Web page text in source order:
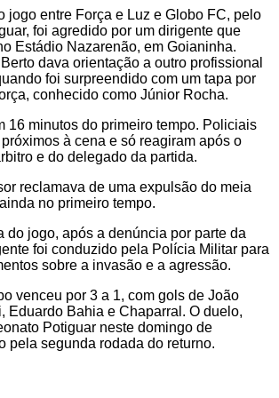
jogo entre Força e Luz e Globo FC, pelo
foi agredido por um dirigente que
Estádio Nazarenão, em Goianinha.
dava orientação a outro profissional
foi surpreendido com um tapa por
conhecido como Júnior Rocha.
16 minutos do primeiro tempo. Policiais
à cena e só reagiram após o
e do delegado da partida.
reclamava de uma expulsão do meia
no primeiro tempo.
do jogo, após a denúncia por parte da
foi conduzido pela Polícia Militar para
sobre a invasão e a agressão.
venceu por 3 a 1, com gols de João
Eduardo Bahia e Chaparral. O duelo,
Potiguar neste domingo de
pela segunda rodada do returno.